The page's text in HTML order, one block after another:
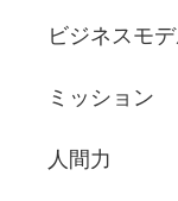
ビジネスモ
ミッション
人間力